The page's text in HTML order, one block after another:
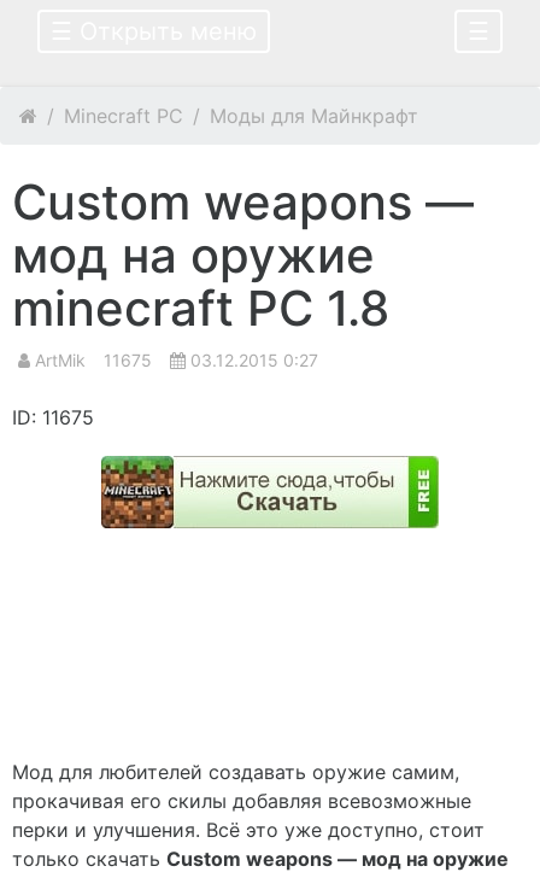
Minecraft PC Моды для Майнкрафт
Custom weapons —
мод на оружие
minecraft PC 1.8
ArtMik 11675 03.12.2015 0:27
ID: 11675
Мод для любителей создавать оружие самим,
прокачивая его скилы добавляя всевозможные
перки и улучшения. Всё это уже доступно, стоит
только скачать Custom weapons — мод на оружие